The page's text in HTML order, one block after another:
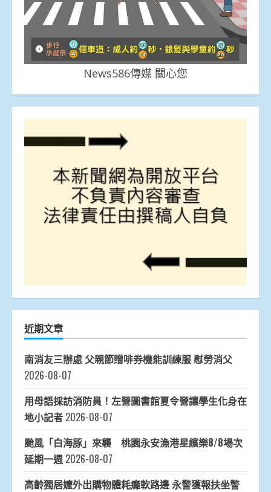
News586傳媒 關心您
近期文章
南消友三辦處 父親節贈啡券機能訓練服 慰勞消父
2026-08-07
用母語採訪消防員！左營圖書館夏令營讓學生化身在
地小記者 2026-08-07
颱風「白海豚」來襲 桃園永安漁港星繽樂8/8場次
延期一週 2026-08-07
高齡獨居嬤外出購物體耗癱軟路邊 永警獲報扶坐警